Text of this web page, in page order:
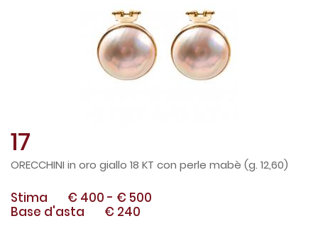
17
ORECCHINI in oro giallo 18 KT con perle mabè (g. 12,60)
Stima € 400 - € 500
Base d'asta
€ 240